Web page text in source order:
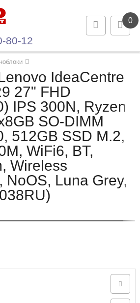
0
80-12
IdeaCentre
27" FHD
IPS 300N, Ryzen
SO-DIMM
512GB SSD M.2,
WiFi6, BT,
Wireless
NoOS, Luna Grey,